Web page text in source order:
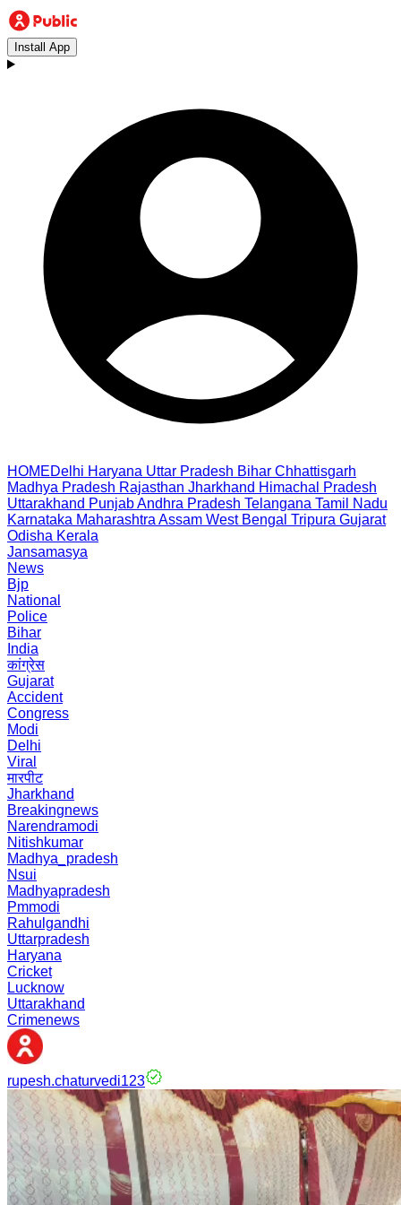
Install App
HOMEDelhi Haryana Uttar Pradesh Bihar Chhattisgarh
Madhya Pradesh Rajasthan Jharkhand Himachal Pradesh
Uttarakhand PunjabAndhra Pradesh Telangana Tamil Nadu
Karnataka Maharashtra Assam West Bengal Tripura Gujarat
Odisha Kerala
Jansamasya
News
Bjp
National
Police
Bihar
India
कांग्रेस
Gujarat
Accident
Congress
Modi
Delhi
Viral
मारपीट
Jharkhand
Breakingnews
Narendramodi
Nitishkumar
Madhya_pradesh
Nsui
Madhyapradesh
Pmmodi
Rahulgandhi
Uttarpradesh
Haryana
Cricket
Lucknow
Uttarakhand
Crimenews
rupesh.chaturvedi123